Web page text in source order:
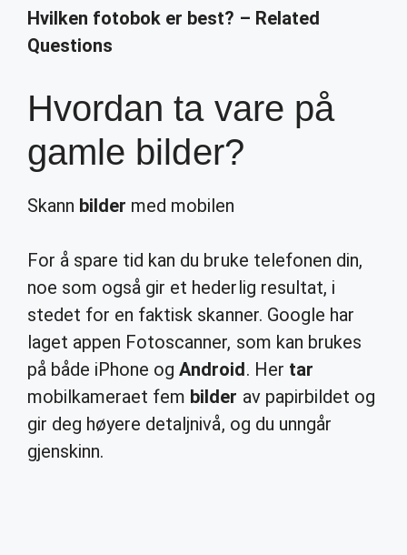
Hvilken fotobok er best? – Related
Questions
Hvordan ta vare på
gamle bilder?
Skann bilder med mobilen
For å spare tid kan du bruke telefonen din,
noe som også gir et hederlig resultat, i
stedet for en faktisk skanner. Google har
laget appen Fotoscanner, som kan brukes
på både iPhone ogAndroid. Her tar
mobilkameraet fem bilder av papirbildet og
gir deg høyere detaljnivå, og du unngår
gjenskinn.